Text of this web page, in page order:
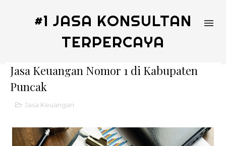
#1 JASA KONSULTAN
TERPERCAYA
Jasa Keuangan Nomor 1 di Kabupaten
Puncak
Jasa Keuangan